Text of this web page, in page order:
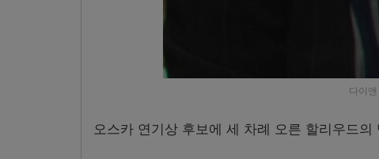
다이
오스카 연기상 후보에 세 차례 오른 할리우드